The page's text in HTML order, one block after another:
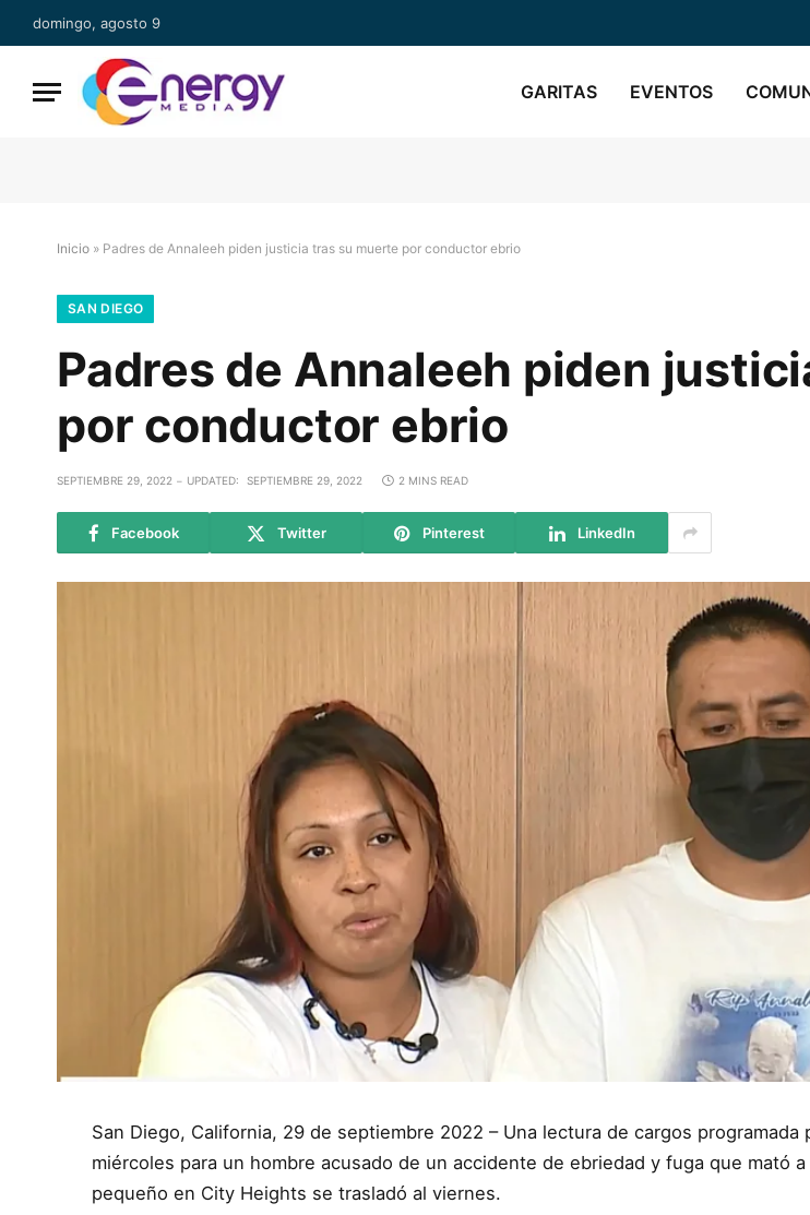
domingo, agosto 9
GARITAS EVENTOS
Inicio » Padres de Annaleeh piden justicia tras su muerte por conductor ebrio
SAN DIEGO
Padres de Annaleeh piden
por conductor ebrio
SEPTIEMBRE 29, 2022 UPDATED: SEPTIEMBRE 29, 2022 2 MINS READ
Facebook Twitter Pinterest LinkedIn
San Diego, California, 29 de septiembre 2022 – Una lectura de cargos programada
miércoles para un hombre acusado de un accidente de ebriedad y fuga que mató
pequeño en City Heights se trasladó al viernes.